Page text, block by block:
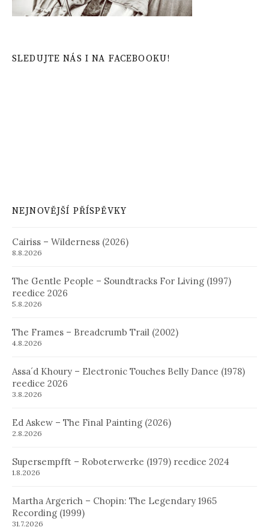
SLEDUJTE NÁS I NA FACEBOOKU!
NEJNOVĚJŠÍ PŘÍSPĚVKY
Cairiss – Wilderness (2026)
8.8.2026
The Gentle People – Soundtracks For Living (1997)
reedice 2026
5.8.2026
The Frames – Breadcrumb Trail (2002)
4.8.2026
Assa´d Khoury – Electronic Touches Belly Dance (1978)
reedice 2026
3.8.2026
Ed Askew – The Final Painting (2026)
2.8.2026
Supersempfft – Roboterwerke (1979) reedice 2024
1.8.2026
Martha Argerich – Chopin: The Legendary 1965
Recording (1999)
31.7.2026